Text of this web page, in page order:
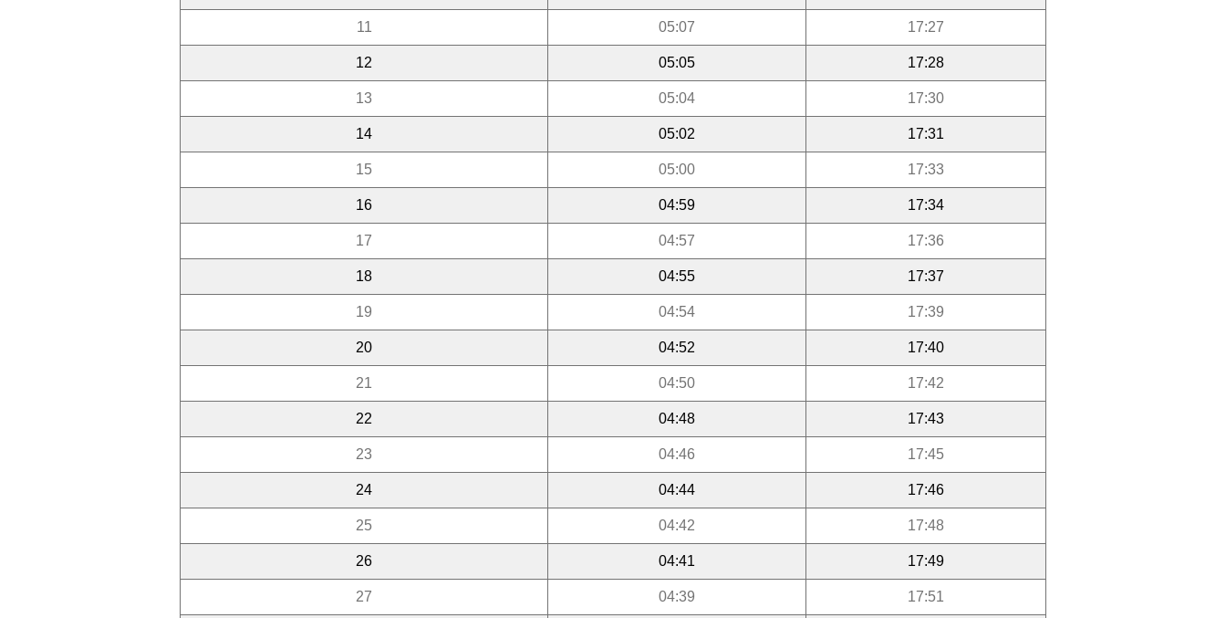
11 05:07 17:27
12 05:05 17:28
13 05:04 17:30
14 05:02 17:31
15 05:00 17:33
16 04:59 17:34
17 04:57 17:36
18 04:55 17:37
19 04:54 17:39
20 04:52 17:40
21 04:50 17:42
22 04:48 17:43
23 04:46 17:45
24 04:44 17:46
25 04:42 17:48
26 04:41 17:49
27 04:39 17:51